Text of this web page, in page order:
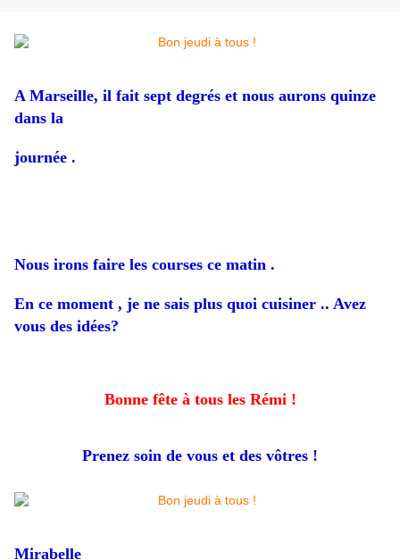
A Marseille, il fait sept degrés et nous aurons quinze
dans la
journée .
Nous irons faire les courses ce matin .
En ce moment , je ne sais plus quoi cuisiner .. Avez
vous des idées?
Bonne fête à tous les Rémi !
Prenez soin de vous et des vôtres !
Mirabelle